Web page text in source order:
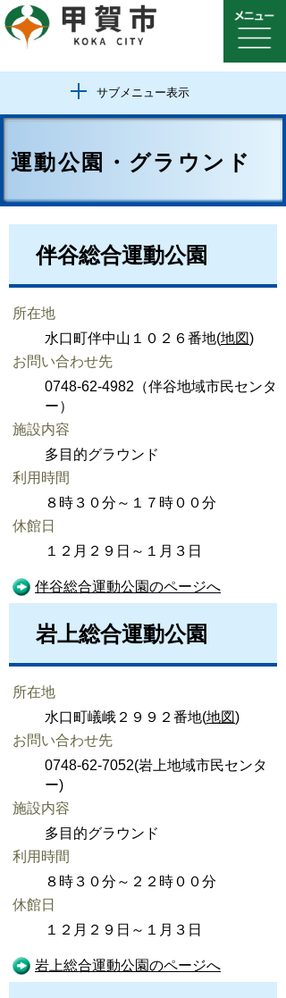
サブメニュー表示
運動公園・グラウンド
伴谷総合運動公園
所在地
水口町伴中山１０２６番地(地図)
お問い合わせ先
0748-62-4982（伴谷地域市民センタ
ー）
施設内容
多目的グラウンド
利用時間
８時３０分～１７時００分
休館日
１２月２９日～１月３日
伴谷総合運動公園のページへ
岩上総合運動公園
所在地
水口町嶬峨２９９２番地(地図)
お問い合わせ先
0748-62-7052(岩上地域市民センタ
ー)
施設内容
多目的グラウンド
利用時間
８時３０分～２２時００分
休館日
１２月２９日～１月３日
岩上総合運動公園のページへ